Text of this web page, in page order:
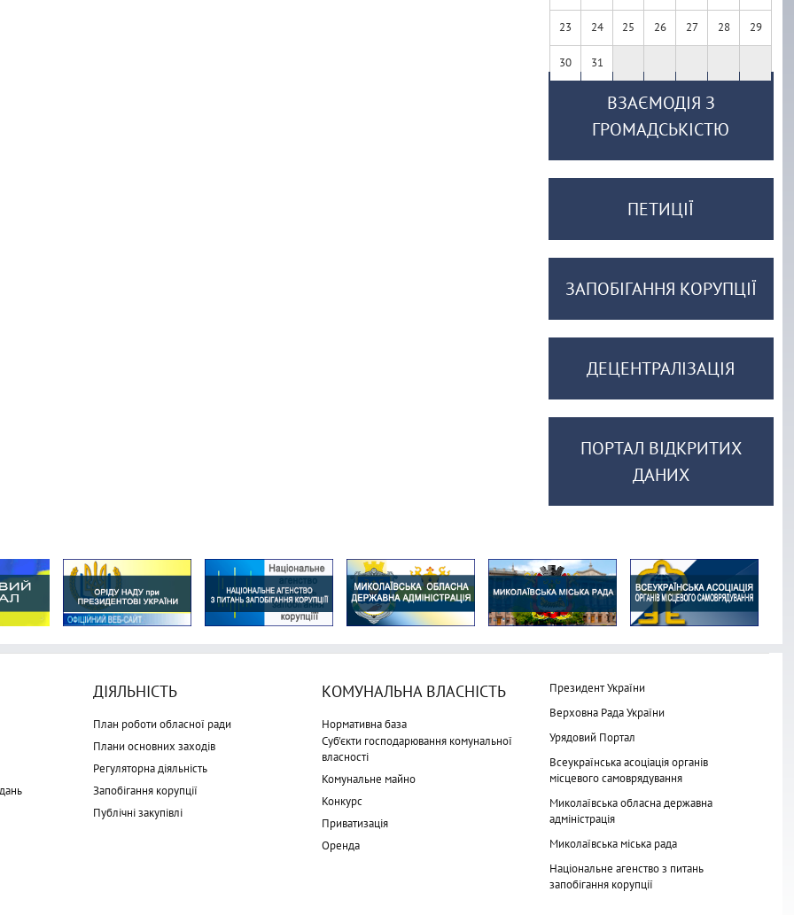
23 24 25 26 27 28 29
30 31
ВЗАЄМОДІЯ З
ГРОМАДСЬКІСТЮ
ПЕТИЦІЇ
ЗАПОБІГАННЯ КОРУПЦІЇ
ДЕЦЕНТРАЛІЗАЦІЯ
ПОРТАЛ ВІДКРИТИХ
ДАНИХ
ДІЯЛЬНІСТЬ
План роботи обласної ради
Плани основних заходів
Регуляторна діяльність
Запобігання корупції
Публічні закупівлі
КОМУНАЛЬНА ВЛАСНІСТЬ
Нормативна база
Суб'єкти господарювання комунальної
власності
Комунальне майно
Конкурс
Приватизація
Оренда
Президент України
Верховна Рада України
Урядовий Портал
Всеукраїнська асоціація органів
місцевого самоврядування
Миколаївська обласна державна
адміністрація
Миколаївська міська рада
Національне агенство з питань
запобігання корупції